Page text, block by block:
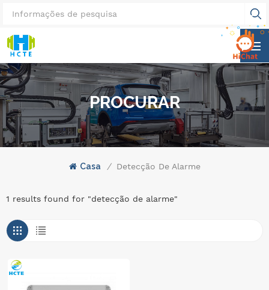
PROCURAR
Casa / Detecção De Alarme
1 results found for "detecção de alarme"